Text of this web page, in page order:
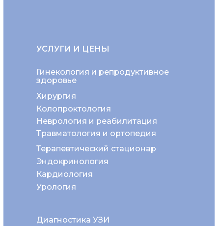
Неврология и реабилитация
Колопроктология
Хирургия
Гинекология и репродуктивное
здоровье
Диагностика УЗИ
Травматология и ортопедия
Эндокринология
Терапевтический стационар
Кардиология
Урология
УСЛУГИ И ЦЕНЫ